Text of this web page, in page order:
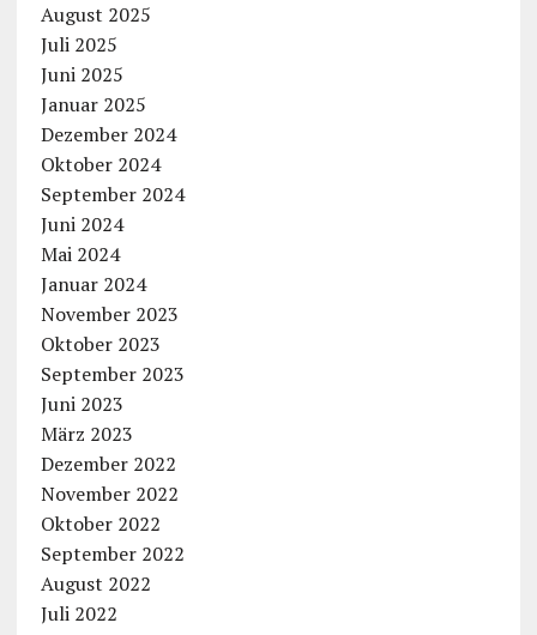
August 2025
Juli 2025
Juni 2025
Januar 2025
Dezember 2024
Oktober 2024
September 2024
Juni 2024
Mai 2024
Januar 2024
November 2023
Oktober 2023
September 2023
Juni 2023
März 2023
Dezember 2022
November 2022
Oktober 2022
September 2022
August 2022
Juli 2022